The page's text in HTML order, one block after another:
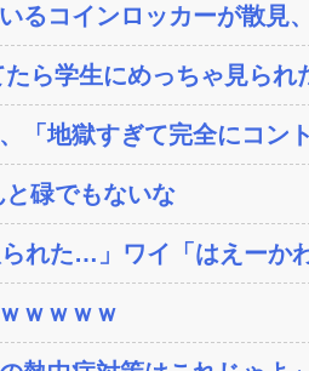
るコインロッカーが散見
ら学生にめっちゃ見られ
「地獄すぎて完全にコン
と碌でもないな
れた…」ワイ「はえーか
ｗｗｗｗ